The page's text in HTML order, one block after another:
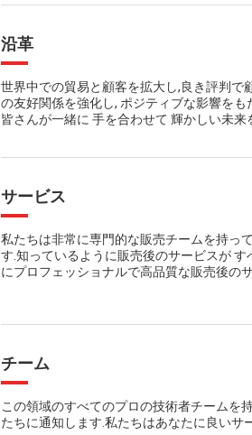
沿革
世界中での貿易と顧客を拡大し,良き評判で
の友好関係を強化し, ポジティブな影響を
皆さんが一緒に 手を合わせて 輝かしい未
サービス
私たちは非常に専門的な販売チームを持っ
す.知っているように販売後のサービスが
にプロフェッショナルで高品質な販売後の
チーム
この領域のすべてのプロの技術者チームを
たちに通知します.私たちはあなたに良いサ